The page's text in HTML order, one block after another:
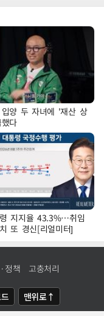
양 두 자녀에 '재산 상
다
지지율 43.3%…취임
또 경신[리얼미터]
정책 고충처리
맨위로↑